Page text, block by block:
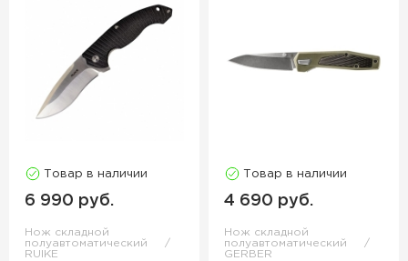
Товар в наличии
6 990 руб.
Нож складной
полуавтоматический
RUIKE
Товар в наличии
4 690 руб.
Нож складной
полуавтоматический
GERBER